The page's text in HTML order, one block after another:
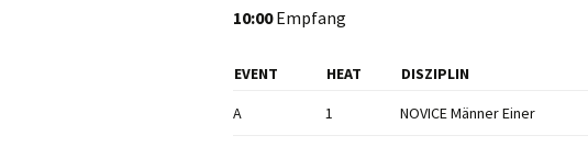
10:00Empfang
EVENT HEAT DISZIPLIN
A
1 NOVICE Männer Einer